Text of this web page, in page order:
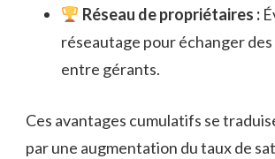
Réseau de propriétaires :
réseautage pour échanger
entre gérants.
Ces avantages cumulatifs se
par une augmentation du taux de